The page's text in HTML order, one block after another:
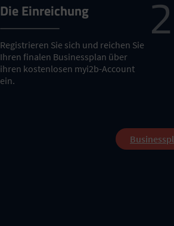
Die Einreichung
Registrieren Sie sich und reichen Sie
Ihren finalen Businessplan über
ihren kostenlosen myi2b-Account
ein.